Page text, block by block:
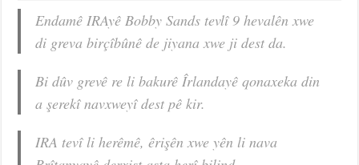
Endamê IRAyê Bobby Sands tevlî 9 hevalên xwe
di greva birçîbûnê de jiyana xwe ji dest da.
Bi dûv grevê re li bakurê Îrlandayê qonaxeka din
a şerekî navxweyî dest pê kir.
IRA tevî li herêmê, êrişên xwe yên li nava